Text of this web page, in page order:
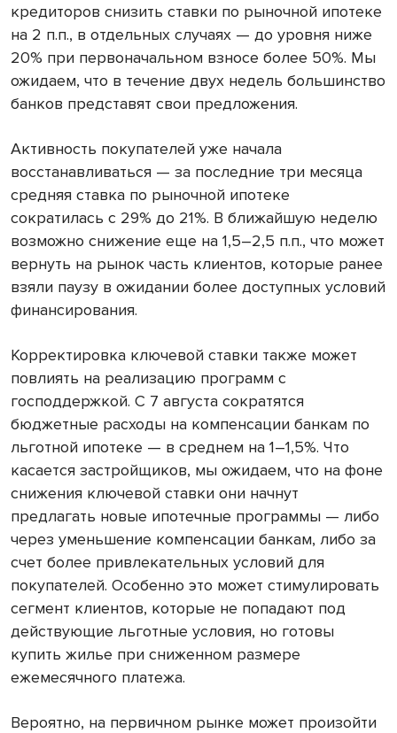
кредиторов снизить ставки по рыночной ипотеке
на 2 п.п., в отдельных случаях — до уровня ниже
20% при первоначальном взносе более 50%. Мы
ожидаем, что в течение двух недель большинство
банков представят свои предложения.
Активность покупателей уже начала
восстанавливаться — за последние три месяца
средняя ставка по рыночной ипотеке
сократилась с 29% до 21%. В ближайшую неделю
возможно снижение еще на 1,5–2,5 п.п., что может
вернуть на рынок часть клиентов, которые ранее
взяли паузу в ожидании более доступных условий
финансирования.
Корректировка ключевой ставки также может
повлиять на реализацию программ с
господдержкой. С 7 августа сократятся
бюджетные расходы на компенсации банкам по
льготной ипотеке — в среднем на 1–1,5%. Что
касается застройщиков, мы ожидаем, что на фоне
снижения ключевой ставки они начнут
предлагать новые ипотечные программы — либо
через уменьшение компенсации банкам, либо за
счет более привлекательных условий для
покупателей. Особенно это может стимулировать
сегмент клиентов, которые не попадают под
действующие льготные условия, но готовы
купить жилье при сниженном размере
ежемесячного платежа.
Вероятно, на первичном рынке может произойти